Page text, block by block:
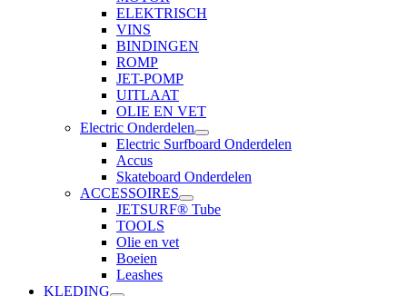
ELEKTRISCH
VINS
BINDINGEN
ROMP
JET-POMP
UITLAAT
OLIE EN VET
Electric Onderdelen
Electric Surfboard Onderdelen
Accus
Skateboard Onderdelen
ACCESSOIRES
JETSURF® Tube
TOOLS
Olie en vet
Boeien
Leashes
KLEDING